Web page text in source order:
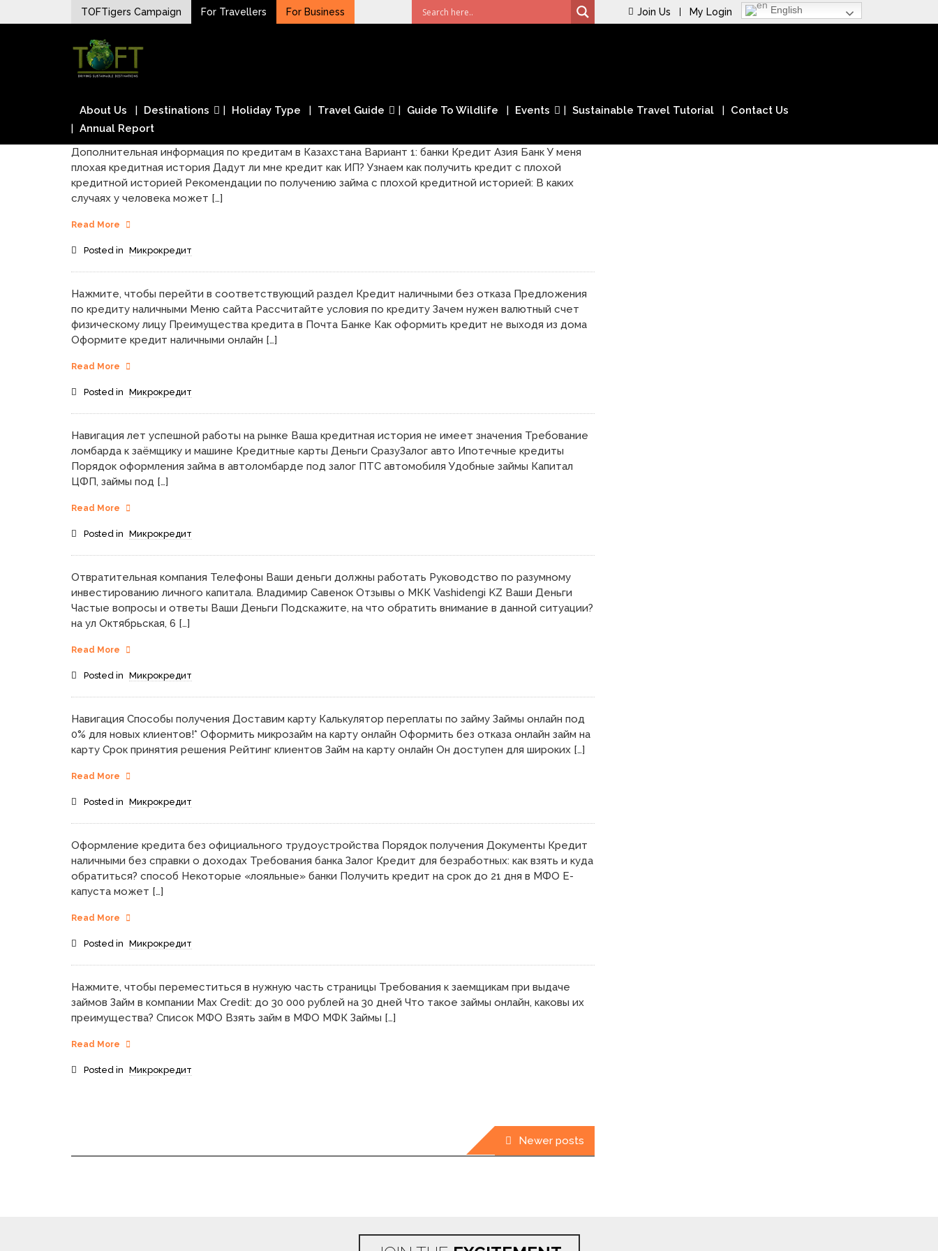
to
TOFTigers Campaign For Travellers For Business Join Us My Login English
TOFTigers
Sustaining our world
About Us Destinations Holiday Type Travel Guide Guide To Wildlife Events Sustainable Travel Tutorial
Contact Us
Annual Report
Дополнительная информация по кредитам в Казахстана Вариант 1: банки Кредит Азия Банк У меня
плохая кредитная история Дадут ли мне кредит как ИП? Узнаем как получить кредит с плохой
кредитной историей Рекомендации по получению займа с плохой кредитной историей: В каких
случаях у человека может […]
Read More
Posted in Микрокредит
Нажмите, чтобы перейти в соответствующий раздел Кредит наличными без отказа Предложения
по кредиту наличными Меню сайта Рассчитайте условия по кредиту Зачем нужен валютный счет
физическому лицу Преимущества кредита в Почта Банке Как оформить кредит не выходя из дома
Оформите кредит наличными онлайн […]
Read More
Posted in Микрокредит
Навигация лет успешной работы на рынке Ваша кредитная история не имеет значения Требование
ломбарда к заёмщику и машине Кредитные карты Деньги СразуЗалог авто Ипотечные кредиты
Порядок оформления займа в автоломбарде под залог ПТС автомобиля Удобные займы Капитал
ЦФП, займы под […]
Read More
Posted in Микрокредит
Отвратительная компания Телефоны Ваши деньги должны работать Руководство по разумному
инвестированию личного капитала. Владимир Савенок Отзывы о МКК Vashidengi KZ Ваши Деньги
Частые вопросы и ответы Ваши Деньги Подскажите, на что обратить внимание в данной ситуации?
на ул Октябрьская, 6 […]
Read More
Posted in Микрокредит
Навигация Способы получения Доставим карту Калькулятор переплаты по займу Займы онлайн под
0% для новых клиентов!* Оформить микрозайм на карту онлайн Оформить без отказа онлайн займ на
карту Срок принятия решения Рейтинг клиентов Займ на карту онлайн Он доступен для широких […]
Read More
Posted in Микрокредит
Оформление кредита без официального трудоустройства Порядок получения Документы Кредит
наличными без справки о доходах Требования банка Залог Кредит для безработных: как взять и куда
обратиться? способ Некоторые «лояльные» банки Получить кредит на срок до 21 дня в МФО Е-
капуста может […]
Read More
Posted in Микрокредит
Нажмите, чтобы переместиться в нужную часть страницы Требования к заемщикам при выдаче
займов Займ в компании Max Credit: до 30 000 рублей на 30 дней Что такое займы онлайн, каковы их
преимущества? Список МФО Взять займ в МФО МФК Займы […]
Read More
Posted in Микрокредит
Newer posts